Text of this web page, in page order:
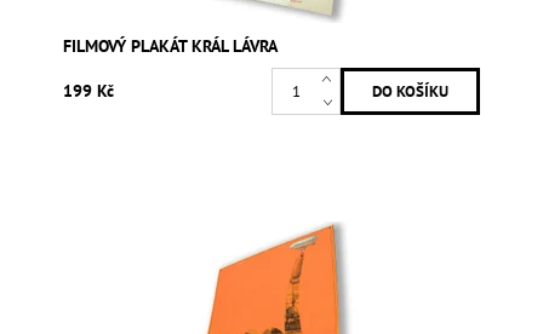
FILMOVÝ PLAKÁT KRÁL LÁVRA
199 Kč